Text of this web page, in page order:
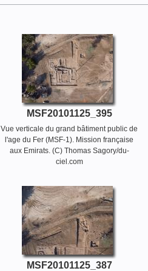
MSF20101125_395
Vue verticale du grand bâtiment public de
l'age du Fer (MSF-1). Mission française
aux Emirats. (C) Thomas Sagory/du-
ciel.com
MSF20101125_387